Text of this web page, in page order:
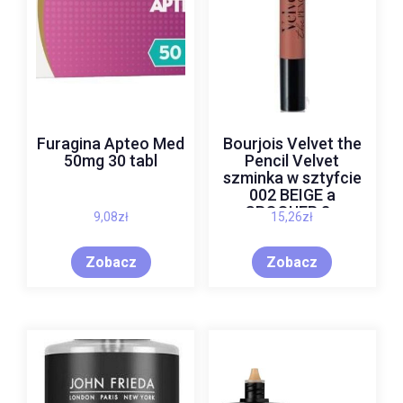
Furagina Apteo Med
50mg 30 tabl
9,08zł
Zobacz
Bourjois Velvet the
Pencil Velvet
szminka w sztyfcie
002 BEIGE a
CROQUER 3g
15,26zł
Zobacz